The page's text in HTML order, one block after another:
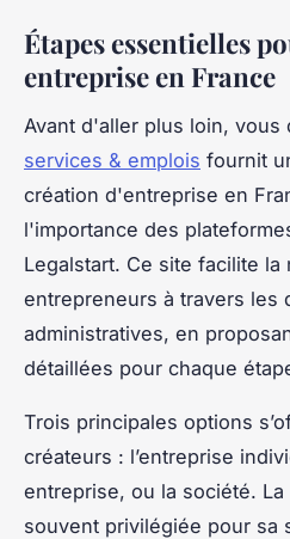
Étapes essentielles
entreprise en France
Avant d'aller plus loin, vous
services & emplois fournit
création d'entreprise en
l'importance des
Legalstart. Ce site facilite la
entrepreneurs à travers les
administratives, en
détaillées pour chaque
Trois principales options
créateurs : l’entreprise
entreprise, ou la société.
souvent privilégiée pour sa